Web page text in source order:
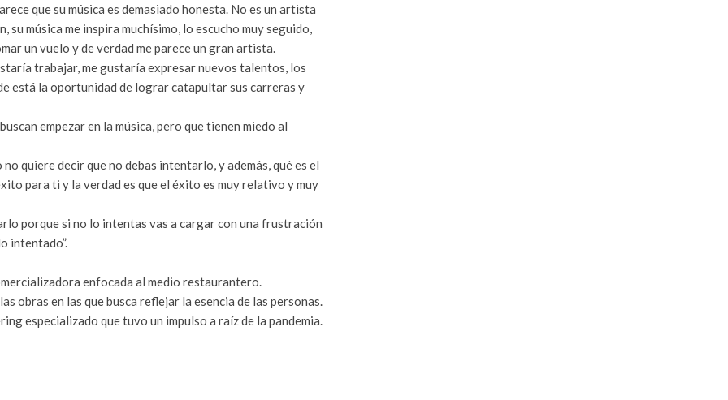
que su música es demasiado honesta. No es un artista
su música me inspira muchísimo, lo escucho muy seguido,
un vuelo y de verdad me parece un gran artista.
trabajar, me gustaría expresar nuevos talentos, los
está la oportunidad de lograr catapultar sus carreras y
empezar en la música, pero que tienen miedo al
quiere decir que no debas intentarlo, y además, qué es el
para ti y la verdad es que el éxito es muy relativo y muy
porque si no lo intentas vas a cargar con una frustración
intentado”.
enfocada al medio restaurantero.
obras en las que busca reflejar la esencia de las personas.
especializado que tuvo un impulso a raíz de la pandemia.